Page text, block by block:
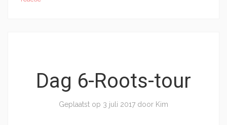
Dag 6-Roots-tour
Geplaatst op 3 juli 2017 door Kim